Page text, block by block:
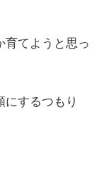
育てようと思っ
するつもり